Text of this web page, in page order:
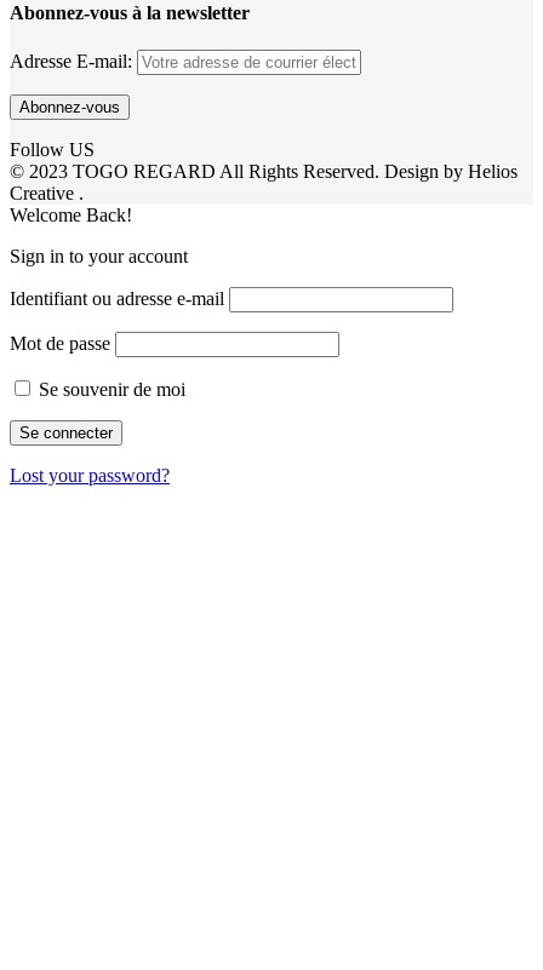
Abonnez-vous à la newsletter
Adresse E-mail:
Follow US
© 2023 TOGO REGARD All Rights Reserved. Design by Helios
Creative .
Welcome Back!
Sign in to your account
Identifiant ou adresse e-mail
Mot de passe
Se souvenir de moi
Lost your password?